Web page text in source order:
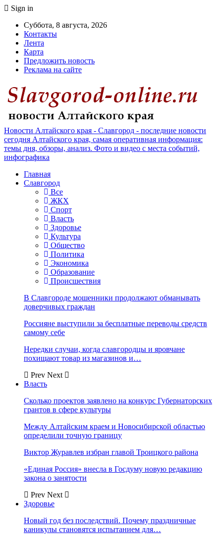
Sign in
Суббота, 8 августа, 2026
Контакты
Лента
Карта
Предложить новость
Реклама на сайте
Новости Алтайского края - Славгород - последние новости
сегодня Алтайского края, самая оперативная информация:
темы дня, обзоры, анализ. Фото и видео с места событий,
инфографика
Главная
Славгород
Все
ЖКХ
Спорт
Власть
Здоровье
Культура
Общество
Политика
Экономика
Образование
Происшествия
В Славгороде мошенники продолжают обманывать
доверчивых граждан
Россияне выступили за бесплатные переводы средств
самому себе
Нередки случаи, когда славгородцы и яровчане
похищают товар из магазинов и…
Prev Next
Власть
Сколько проектов заявлено на конкурс Губернаторских
грантов в сфере культуры
Между Алтайским краем и Новосибирской областью
определили точную границу
Виктор Журавлев избран главой Троицкого района
«Единая Россия» внесла в Госдуму новую редакцию
закона о занятости
Prev Next
Здоровье
Новый год без последствий. Почему праздничные
каникулы становятся испытанием для…